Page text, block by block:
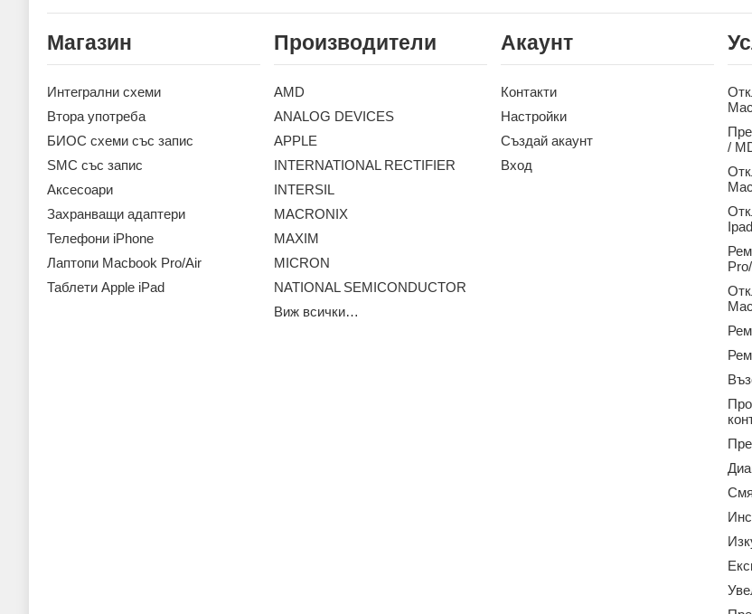
Магазин
Интегрални схеми
Втора употреба
БИОС схеми със запис
SMC със запис
Аксесoари
Захранващи адаптери
Телефони iPhone
Лаптопи Macbook Pro/Air
Таблети Apple iPad
Производители
AMD
ANALOG DEVICES
APPLE
INTERNATIONAL RECTIFIER
INTERSIL
MACRONIX
MAXIM
MICRON
NATIONAL SEMICONDUCTOR
Виж всички…
Акаунт
Контакти
Настройки
Създай акаунт
Вход
/
Ipad